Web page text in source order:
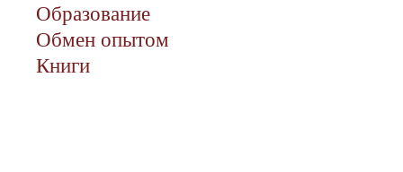
Образование
Обмен опытом
Книги